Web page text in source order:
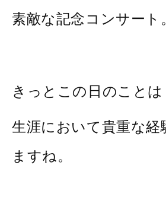
素敵な記念コンサート
きっとこの日のことは
生涯において貴重な経
ますね。